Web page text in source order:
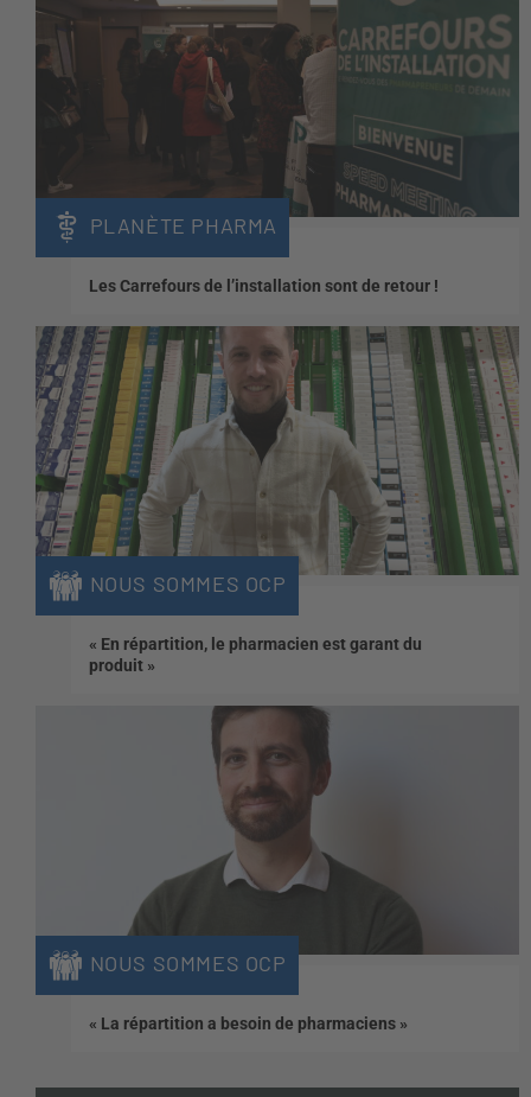
PLANÈTE PHARMA
Les Carrefours de l’installation sont de retour !
NOUS SOMMES OCP
« En répartition, le pharmacien est garant du
produit »
NOUS SOMMES OCP
« La répartition a besoin de pharmaciens »